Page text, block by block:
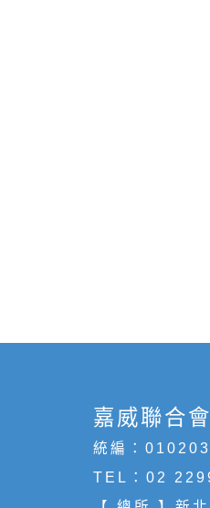
嘉威聯合
統編：
TEL： 02